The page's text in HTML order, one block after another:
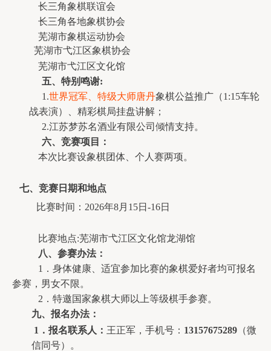
长三角象棋联谊会
长三角各地象棋协会
芜湖市象棋运动协会
芜湖市弋江区象棋协会
芜湖市弋江区文化馆
五、特别鸣谢:
1.世界冠军、特级大师唐丹象棋公益推广（1:15车轮
战表演）、精彩棋局挂盘讲解；
2.江苏梦苏名酒业有限公司倾情支持。
六、竞赛项目：
本次比赛设象棋团体、个人赛两项。
七、竞赛日期和地点
比赛时间：2026年8月15日-16日
比赛地点:芜湖市弋江区文化馆龙湖馆
八、参赛办法：
1．身体健康、适宜参加比赛的象棋爱好者均可报名
参赛，男女不限。
2．特邀国家象棋大师以上等级棋手参赛。
九、报名办法：
1．报名联系人： 王正军，手机号： 13157675289（微
信同号）。